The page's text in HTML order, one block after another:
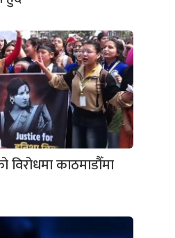
विरोधमा काठमाडौँमा